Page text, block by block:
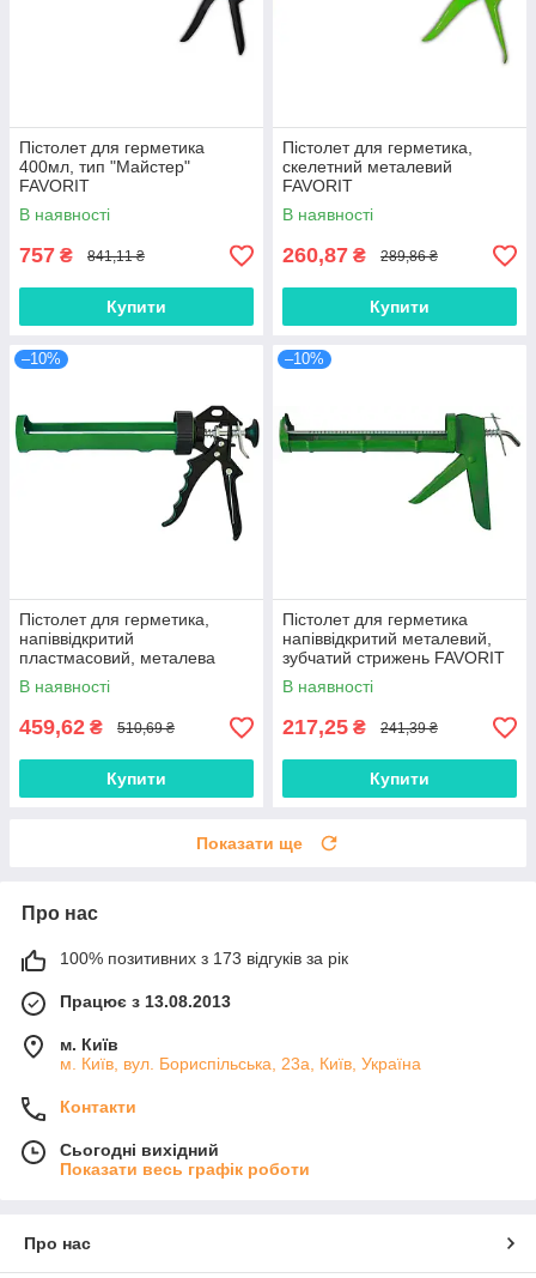
Пістолет для герметика
400мл, тип "Майстер"
FAVORIT
В наявності
757 ₴ 841,11 ₴
Купити
Пістолет для герметика,
скелетний металевий
FAVORIT
В наявності
260,87 ₴ 289,86 ₴
Купити
–10%
Пістолет для герметика,
напіввідкритий
пластмасовий, металева
ручка FAVORIT
В наявності
459,62 ₴ 510,69 ₴
Купити
–10%
Пістолет для герметика
напіввідкритий металевий,
зубчатий стрижень FAVORIT
В наявності
217,25 ₴ 241,39 ₴
Купити
Показати ще
Про нас
100% позитивних з 173 відгуків за рік
Працює з 13.08.2013
м. Київ
м. Київ, вул. Бориспільська, 23а, Київ, Україна
Контакти
Сьогодні вихідний
Показати весь графік роботи
Про нас